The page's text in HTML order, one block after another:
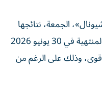
الجمعة، نتائجها
المالية الموحدة عن فترة ستة أشهر المنتهية في 30 يونيو 2026
وذلك على الرغم من